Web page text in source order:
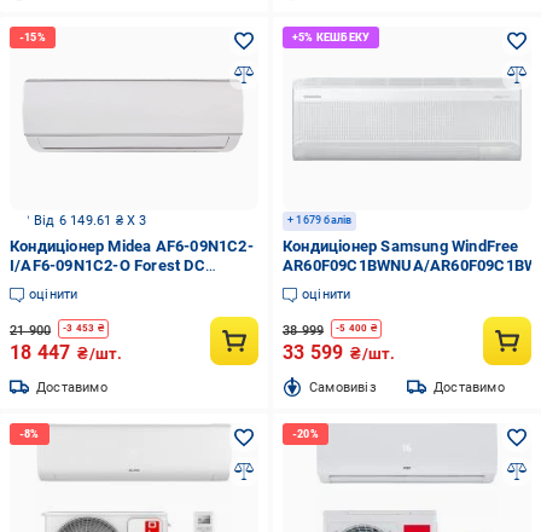
Від 6 149.61 ₴ X 3
Кондиціонер Midea AF6-09N1C2-
I/AF6-09N1C2-O Forest DC
Inverter (22904995)
оцінити
21 900 -3 453 ₴
18 447 ₴/шт.
Доставимо
+ 1679 балів
Кондиціонер Samsung WindFree
AR60F09C1BWNUA/
оцінити
38 999 -5 400 ₴
33 599 ₴/шт.
Cамовивіз Доставимо